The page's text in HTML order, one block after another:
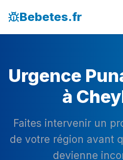
Bebetes.fr
Urgence
à
Faites intervenir un
de votre région avant
devienne